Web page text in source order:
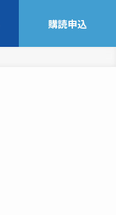
購読申込